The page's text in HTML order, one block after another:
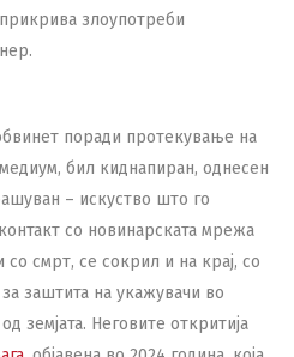
злоупотреби
поради протекување на
бил киднапиран, однесен
– искуство што го
со новинарската мрежа
со смрт, се сокрил и на крај, со
заштита на укажувачи во
земјата. Неговите откритија